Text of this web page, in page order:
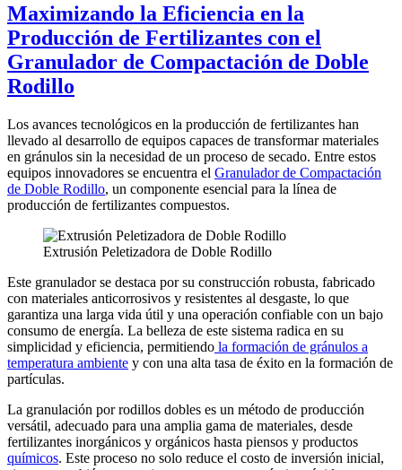
Maximizando la Eficiencia en la
Producción de Fertilizantes con el
Granulador de Compactación de Doble
Rodillo
Los avances tecnológicos en la producción de fertilizantes han
llevado al desarrollo de equipos capaces de transformar materiales
en gránulos sin la necesidad de un proceso de secado. Entre estos
equipos innovadores se encuentra el Granulador de Compactación
de Doble Rodillo, un componente esencial para la línea de
producción de fertilizantes compuestos.
Extrusión Peletizadora de Doble Rodillo
Este granulador se destaca por su construcción robusta, fabricado
con materiales anticorrosivos y resistentes al desgaste, lo que
garantiza una larga vida útil y una operación confiable con un bajo
consumo de energía. La belleza de este sistema radica en su
simplicidad y eficiencia, permitiendo la formación de gránulos a
temperatura ambiente y con una alta tasa de éxito en la formación de
partículas.
La granulación por rodillos dobles es un método de producción
versátil, adecuado para una amplia gama de materiales, desde
fertilizantes inorgánicos y orgánicos hasta piensos y productos
químicos. Este proceso no solo reduce el costo de inversión inicial,